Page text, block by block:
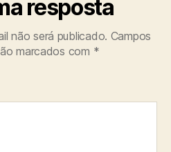
resposta
não será publicado. Campos
marcados com *